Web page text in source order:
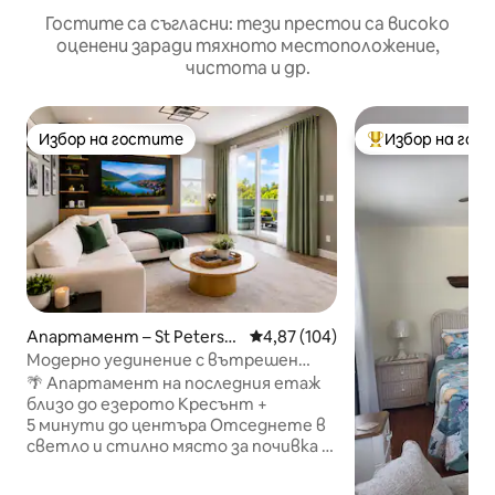
Гостите са съгласни: тези престои са високо
оценени заради тяхното местоположение,
чистота и др.
Избор на гостите
Избор на гостите
Апартамент – St Petersb
urg
Средна оценка: 4,87 от 5,
4,87 (104)
Модерно уединение с вътрешен
двор близо до центъра
🌴 Апартамент на последния етаж
близо до езерото Кресънт +
5 минути до центъра Отседнете в
светло и стилно място за почивка с
Най-популярен
Избор на